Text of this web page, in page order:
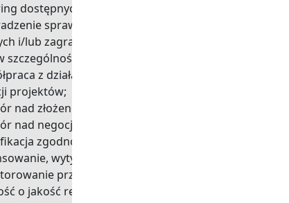
dostępnych funduszy krajowych i europejskich;
spraw związanych z obsługą
i/lub zagranicznych,
szczególności w ramach Europejskiego Funduszu
z działami merytorycznymi przy tworzeniu
projektów;
nad złożeniem aplikacji projektowej;
nad negocjacjami i podpisywaniem umów
zgodności realizacji projektów i
wytycznych, właściwych aktów prawa;
przebiegu realizacji projektów (w tym w
o jakość relacji i utrzymywanie stałych